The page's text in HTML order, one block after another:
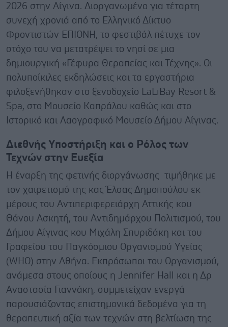
2026 στην Αίγινα. Διοργανωμένο για τέταρτη
συνεχή χρονιά από το Ελληνικό Δίκτυο
Φροντιστών ΕΠΙΟΝΗ, το φεστιβάλ πέτυχε τον
στόχο του να μετατρέψει το νησί σε μια
δημιουργική «Γέφυρα Θεραπείας και Τέχνης». Οι
πολυποίκιλες εκδηλώσεις και τα εργαστήρια
φιλοξενήθηκαν στο ξενοδοχείο LaLiBay Resort &
Spa, στο Μουσείο Καπράλου καθώς και στο
Ιστορικό και Λαογραφικό Μουσείο Δήμου Αίγινας.
Διεθνής Υποστήριξη και ο Ρόλος των
Τεχνών στην Ευεξία
Η έναρξη της φετινής διοργάνωσης τιμήθηκε με
τον χαιρετισμό της κας Έλσας Δημοπούλου εκ
μέρους του Αντιπεριφερειάρχη Αττικής κου
Θάνου Ασκητή, του Αντιδημάρχου Πολιτισμού, του
Δήμου Αίγινας κου Μιχάλη Σπυριδάκη και του
Γραφείου του Παγκόσμιου Οργανισμού Υγείας
(WHO) στην Αθήνα. Εκπρόσωποι του Οργανισμού,
ανάμεσα στους οποίους η Jennifer Hall και η Δρ
Αναστασία Γιαννάκη, συμμετείχαν ενεργά
παρουσιάζοντας επιστημονικά δεδομένα για τη
θεραπευτική αξία των τεχνών στη βελτίωση της